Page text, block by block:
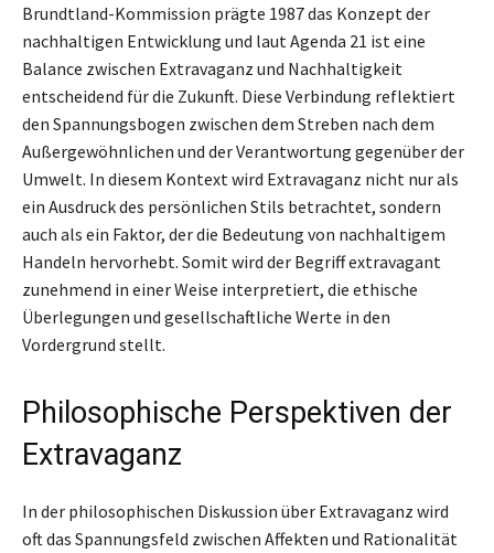
Brundtland-Kommission prägte 1987 das Konzept der
nachhaltigen Entwicklung und laut Agenda 21 ist eine
Balance zwischen Extravaganz und Nachhaltigkeit
entscheidend für die Zukunft. Diese Verbindung reflektiert
den Spannungsbogen zwischen dem Streben nach dem
Außergewöhnlichen und der Verantwortung gegenüber der
Umwelt. In diesem Kontext wird Extravaganz nicht nur als
ein Ausdruck des persönlichen Stils betrachtet, sondern
auch als ein Faktor, der die Bedeutung von nachhaltigem
Handeln hervorhebt. Somit wird der Begriff extravagant
zunehmend in einer Weise interpretiert, die ethische
Überlegungen und gesellschaftliche Werte in den
Vordergrund stellt.
Philosophische Perspektiven der
Extravaganz
In der philosophischen Diskussion über Extravaganz wird
oft das Spannungsfeld zwischen Affekten und Rationalität